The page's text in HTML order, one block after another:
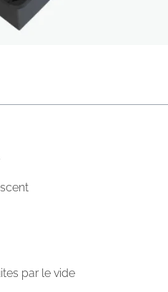
par le vide